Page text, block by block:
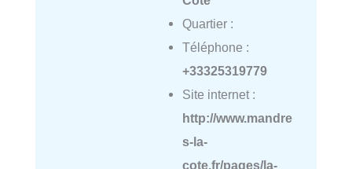
Quartier :
Téléphone :
+33325319779
Site internet :
http://www.mandre
s-la-
cote.fr/pages/la-